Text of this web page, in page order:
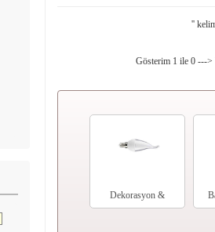
''
Gösterim 1 ile 0 --->
Dekorasyon &